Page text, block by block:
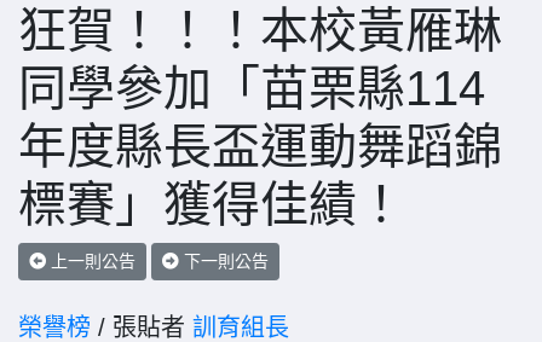
狂賀！！！本校黃雁琳
同學參加「苗栗縣114
年度縣長盃運動舞蹈錦
標賽」獲得佳績！
上一則公告 下一則公告
榮譽榜 / 張貼者 訓育組長